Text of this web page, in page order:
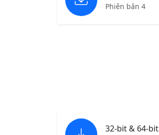
Phiên bản 4
32-bit & 64-bit